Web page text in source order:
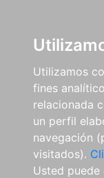
Utilizamos
fines
relacionada
un perfil
navegación
visitados).
Usted